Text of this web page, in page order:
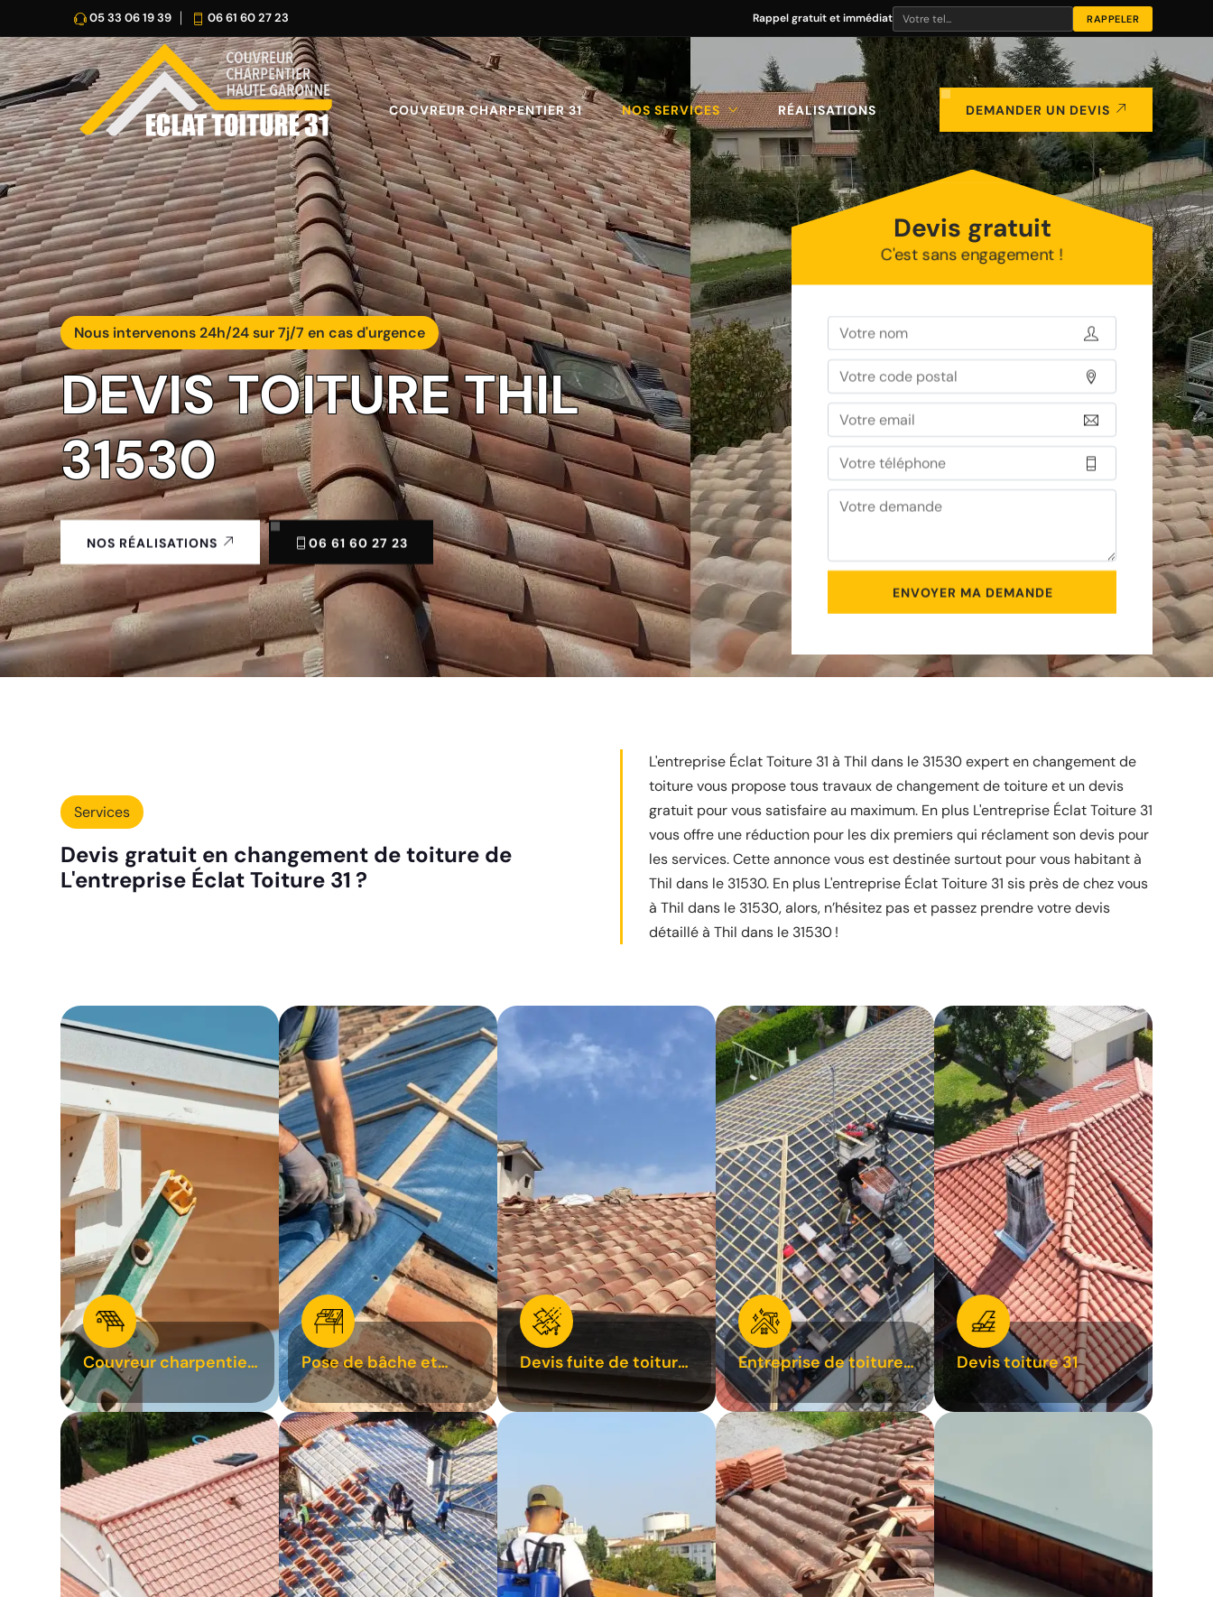
05 33 06 19 39 06 61 60 27 23 Rappel gratuit et immédiat
COUVREUR CHARPENTIER 31 NOS SERVICES RÉALISATIONS DEMANDER UN DEVIS
Nous intervenons 24h/24 sur 7j/7 en cas d'urgence
DEVIS TOITURE THIL
31530
NOS RÉALISATIONS 06 61 60 27 23
Devis gratuit
C'est sans engagement !
Services
Devis gratuit en changement de toiture de
L'entreprise Éclat Toiture 31 ?
L'entreprise Éclat Toiture 31 à Thil dans le 31530 expert en changement de
toiture vous propose tous travaux de changement de toiture et un devis
gratuit pour vous satisfaire au maximum. En plus L'entreprise Éclat Toiture 31
vous offre une réduction pour les dix premiers qui réclament son devis pour
les services. Cette annonce vous est destinée surtout pour vous habitant à
Thil dans le 31530. En plus L'entreprise Éclat Toiture 31 sis près de chez vous
à Thil dans le 31530, alors, n’hésitez pas et passez prendre votre devis
détaillé à Thil dans le 31530 !
Couvreur charpentier
31
Pose de bâche et
bâchage de toiture 31
Devis fuite de toiture
31
Entreprise de toiture
31
Devis toiture 31